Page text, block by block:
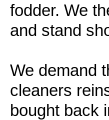
fodder. We
and stand
We demand
cleaners
bought back